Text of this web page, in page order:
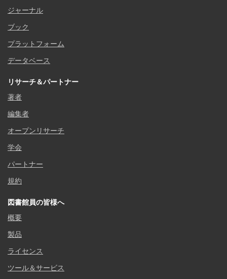
ジャーナル
ブック
プラットフォーム
データベース
リサーチ＆パートナー
著者
編集者
オープンリサーチ
学会
パートナー
規約
図書館員の皆様へ
概要
製品
ライセンス
ツール＆サービス